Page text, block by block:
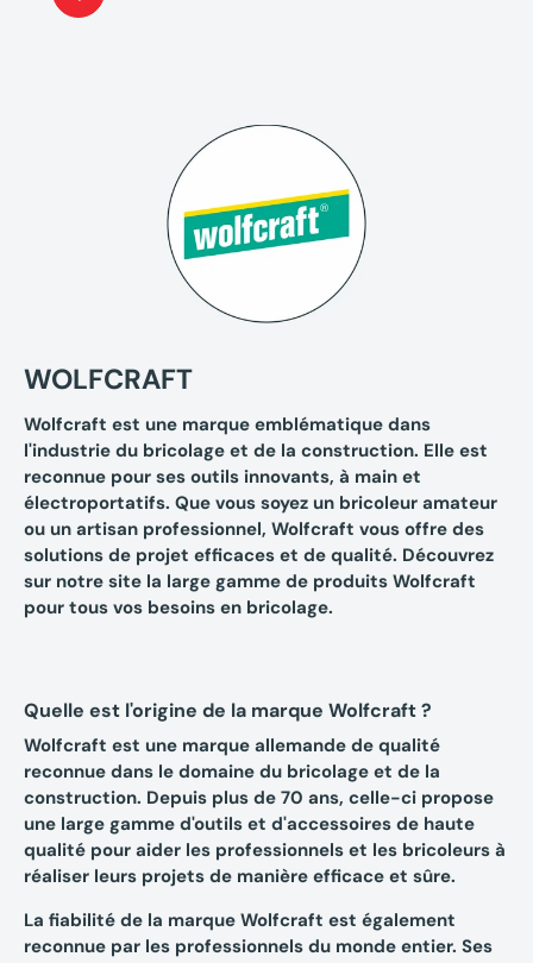
WOLFCRAFT
Wolfcraft est une marque emblématique dans
l'industrie du bricolage et de la construction. Elle est
reconnue pour ses outils innovants, à main et
électroportatifs. Que vous soyez un bricoleur amateur
ou un artisan professionnel, Wolfcraft vous offre des
solutions de projet efficaces et de qualité. Découvrez
sur notre site la large gamme de produits Wolfcraft
pour tous vos besoins en bricolage.
Quelle est l'origine de la marque Wolfcraft ?
Wolfcraft est une marque allemande de qualité
reconnue dans le domaine du bricolage et de la
construction. Depuis plus de 70 ans, celle-ci propose
une large gamme d'outils et d'accessoires de haute
qualité pour aider les professionnels et les bricoleurs à
réaliser leurs projets de manière efficace et sûre.
La fiabilité de la marque Wolfcraft est également
reconnue par les professionnels du monde entier. Ses